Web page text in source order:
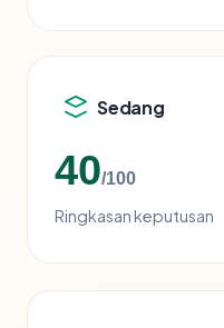
Sedang
40/100
Ringkasan keputusan